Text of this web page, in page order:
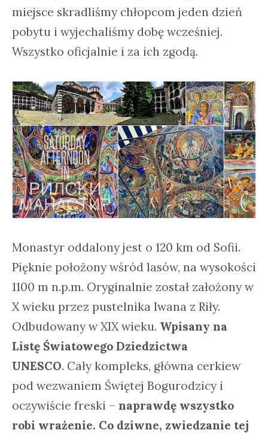
miejsce skradliśmy chłopcom jeden dzień
pobytu i wyjechaliśmy dobę wcześniej.
Wszystko oficjalnie i za ich zgodą.
Monastyr oddalony jest o 120 km od Sofii.
Pięknie położony wśród lasów, na wysokości
1100 m n.p.m. Oryginalnie został założony w
X wieku przez pustelnika Iwana z Riły.
Odbudowany w XIX wieku. Wpisany na
Listę Światowego Dziedzictwa
UNESCO. Cały kompleks, główna cerkiew
pod wezwaniem Świętej Bogurodzicy i
oczywiście freski – naprawdę wszystko
robi wrażenie. Co dziwne, zwiedzanie tej